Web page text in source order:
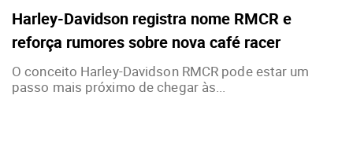
Harley-Davidson registra nome RMCR e
reforça rumores sobre nova café racer
O conceito Harley-Davidson RMCR pode estar um
passo mais próximo de chegar às...